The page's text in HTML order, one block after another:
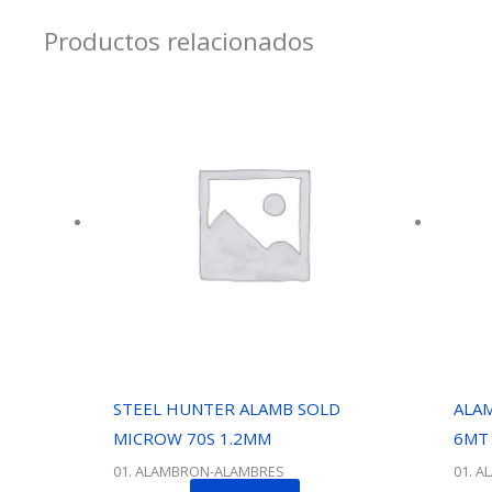
Productos relacionados
STEEL HUNTER ALAMB SOLD
MICROW 70S 1.2MM
01. ALAMBRON-ALAMBRES
6MT
01.